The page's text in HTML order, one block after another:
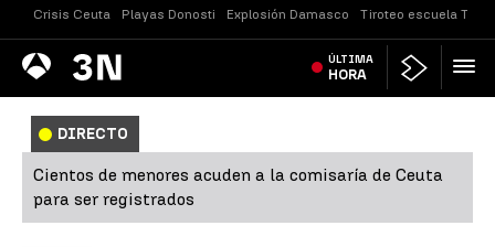
Crisis Ceuta Playas Donosti Explosión Damasco Tiroteo escuela
Antena
3 Noticias ÚLTIMA
HORA
DIRECTO
Cientos de menores acuden a la comisaría de Ceuta
para ser registrados